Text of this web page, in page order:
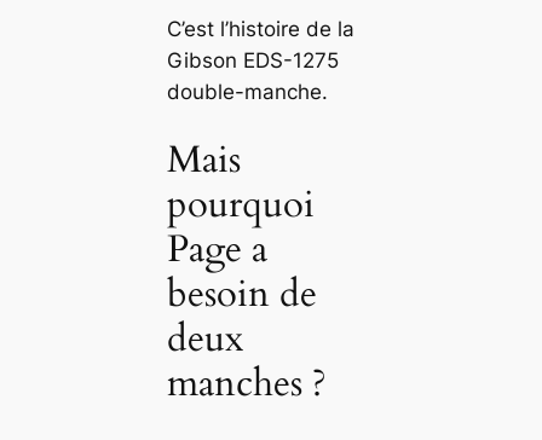
C’est l’histoire de la
Gibson EDS-1275
double-manche.
Mais
pourquoi
Page a
besoin de
deux
manches ?